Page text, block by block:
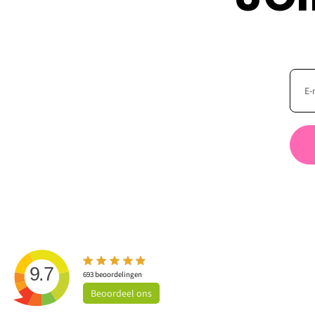
9.7 693beoordelingen
Beoordeel ons